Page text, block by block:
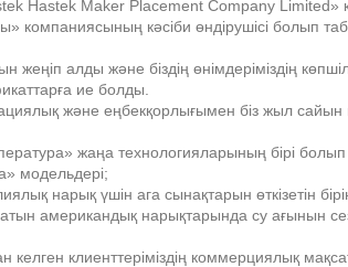
Hastek Maker Placement Company Limited»
компаниясының кәсіби өндірушісі болып
жеңіп алды және біздің өнімдеріміздің
ие болды.
және еңбекқорлығымен біз жыл
жаңа технологияларының бірі
модельдері;
нарық үшін ага сынақтарын өткізетін
американдық нарықтарында су ағынын
келген клиенттеріміздің коммерциялық